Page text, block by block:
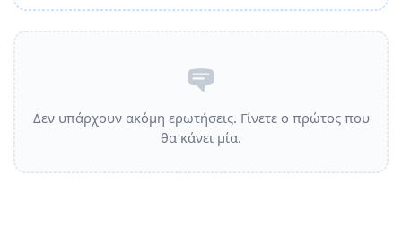
Δεν υπάρχουν ακόμη ερωτήσεις. Γίνετε ο πρώτος που
θα κάνει μία.